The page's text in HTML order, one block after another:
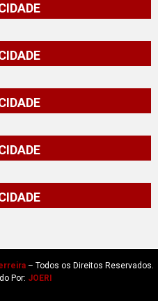
– Todos os Direitos Reservados.
Por: JOERI